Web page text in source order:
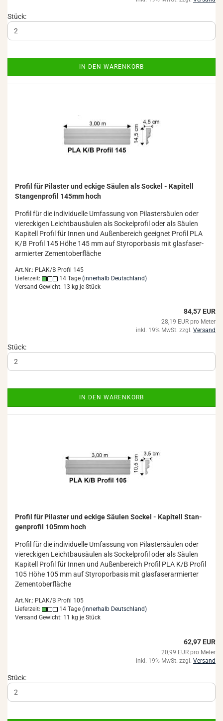
Stück:
IN DEN WARENKORB
Pro­fil für Pi­las­ter und ecki­ge Säu­len als So­ckel - Ka­pi­tell
Stan­gen­pro­fil 145mm hoch
Pro­fil für die in­di­vi­du­el­le Um­fas­sung von Pi­las­ter­säu­len oder
vier­ecki­gen Leicht­bau­säu­len als So­ckel­pro­fil oder als Säu­len
Ka­pi­tell Pro­fil für Innen und Au­ßen­be­reich ge­eig­net Pro­fil PLA
K/B Pro­fil 145 Höhe 145 mm auf Sty­ro­por­ba­sis mit glas­fa­ser­
ar­mier­ter Ze­ment­ober­flä­che
Art.Nr.: PLAK/B Profil 145
Lieferzeit:
14 Tage (innerhalb Deutschland)
Versand Gewicht: 13 kg je Stück
84,57 EUR
28,19 EUR pro Meter
inkl. 19% MwSt. zzgl. Versand
Stück:
IN DEN WARENKORB
Pro­fil für Pi­las­ter und ecki­ge Säu­len So­ckel - Ka­pi­tell Stan­
gen­pro­fil 105mm hoch
Pro­fil für die in­di­vi­du­el­le Um­fas­sung von Pi­las­ter­säu­len oder
vier­ecki­gen Leicht­bau­säu­len als So­ckel­pro­fil oder als Säu­len
Ka­pi­tell Pro­fil für Innen und Au­ßen­be­reich Pro­fil PLA K/B Pro­fil
105 Höhe 105 mm auf Sty­ro­por­ba­sis mit glas­fa­ser­ar­mier­ter
Ze­ment­ober­flä­che
Art.Nr.: PLAK/B Profil 105
Lieferzeit:
14 Tage (innerhalb Deutschland)
Versand Gewicht: 11 kg je Stück
62,97 EUR
20,99 EUR pro Meter
inkl. 19% MwSt. zzgl. Versand
Stück: